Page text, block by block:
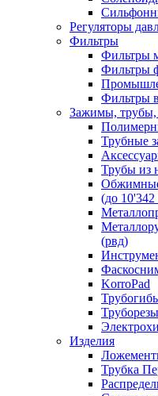
Регуляторы
Фильтры
Фильтры
Фильтры
Фильтры
Зажимы, трубы,
Трубные
Трубы из
(до 10'342
(рвд)
KorroPad
Труборезы
Изделия
Трубка